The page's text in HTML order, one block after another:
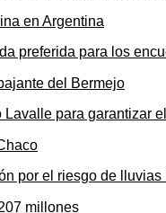
preferida para los
para garantizar
por el riesgo de lluvias